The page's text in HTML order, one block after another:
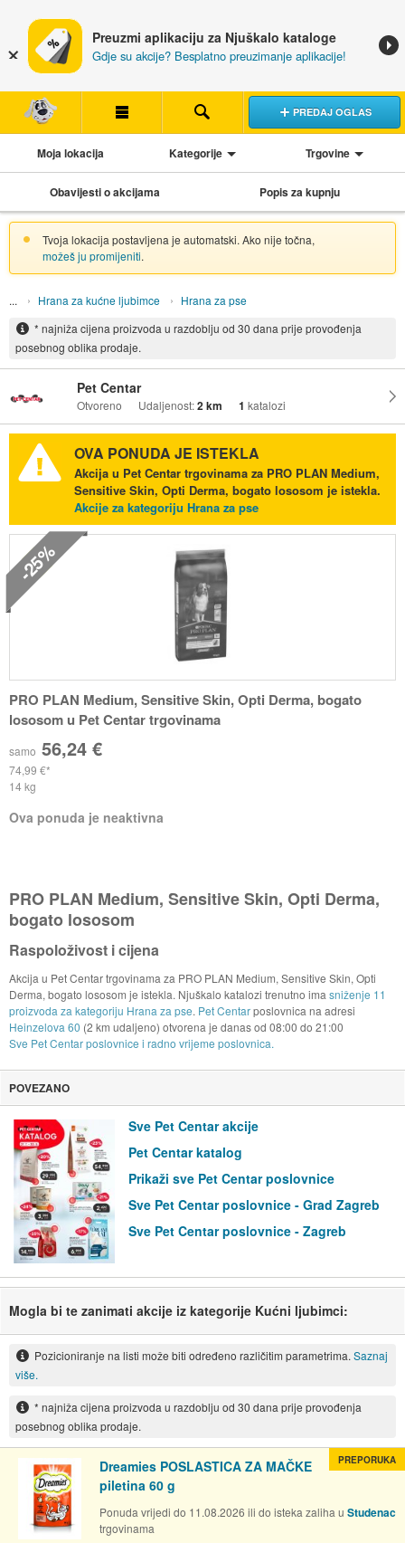
Preuzmi aplikaciju za Njuškalo kataloge
Gdje su akcije? Besplatno preuzimanje aplikacije!
PREDAJ OGLAS
Moja lokacija Kategorije Trgovine
Obavijesti o akcijama Popis za kupnju
Tvoja lokacija postavljena je automatski. Ako nije točna,
možeš ju promijeniti.
Hrana za kućne ljubimce
Hrana za pse
* najniža cijena proizvoda u razdoblju od 30 dana prije provođenja
posebnog oblika prodaje.
Pet Centar
Otvoreno Udaljenost:2 km 1 katalozi
OVA PONUDA JE ISTEKLA
Akcija u Pet Centar trgovinama za PRO PLAN Medium,
Sensitive Skin, Opti Derma, bogato lososom je istekla.
Akcije za kategoriju Hrana za pse
-25%
PRO PLAN Medium, Sensitive Skin, Opti Derma, bogato
lososom u Pet Centar trgovinama
samo 56,24 €
74,99 €
14 kg
Ova ponuda je neaktivna
PRO PLAN Medium, Sensitive Skin, Opti Derma,
bogato lososom
Raspoloživost i cijena
Akcija u Pet Centar trgovinama za PRO PLAN Medium, Sensitive Skin, Opti
Derma, bogato lososom je istekla. Njuškalo katalozi trenutno ima sniženje 11
proizvoda za kategoriju Hrana za pse. Pet Centarposlovnica na adresi
Heinzelova 60 (2 km udaljeno) otvorena je danas od 08:00 do 21:00
Sve Pet Centar poslovnice i radno vrijeme poslovnica.
POVEZANO
Sve Pet Centar akcije
Pet Centar katalog
Prikaži sve Pet Centar poslovnice
Sve Pet Centar poslovnice - Grad Zagreb
Sve Pet Centar poslovnice - Zagreb
Mogla bi te zanimati akcije iz kategorije Kućni ljubimci:
Pozicioniranje na listi može biti određeno različitim parametrima. Saznaj
više.
* najniža cijena proizvoda u razdoblju od 30 dana prije provođenja
posebnog oblika prodaje.
Dreamies POSLASTICA ZA MAČKE
piletina 60 g
Ponuda vrijedi do 11.08.2026 ili do isteka zaliha u Studenac
trgovinama
PREPORUKA